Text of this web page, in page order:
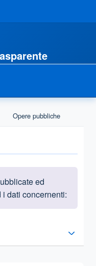
Opere pubbliche
ed
dati concernenti: